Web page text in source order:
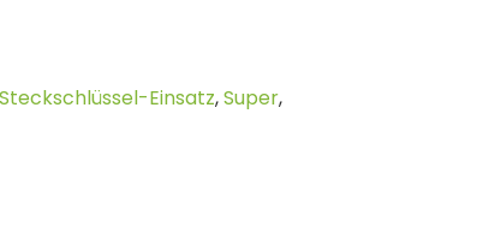
Steckschlüssel-Einsatz,Super,